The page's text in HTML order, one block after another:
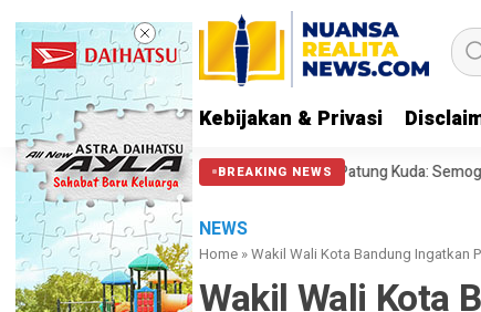
Kebijakan & Privasi
BREAKING NEWS
Polisi Halangi Massa di Patung Kuda: Semoga Aparat Punya Hati
NEWS
Home »Wakil Wali Kota Bandung Ingatkan
Wakil Wali Kota